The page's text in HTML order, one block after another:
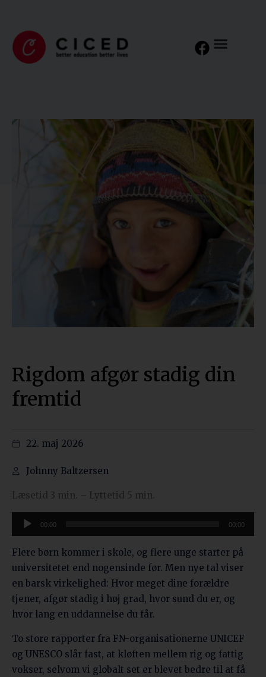
Rigdom afgør stadig din
fremtid
22. maj 2026
Johnny Baltzersen
Læsetid 3 min. – Lyttetid 5 min.
Lydafspiller
00:00 00:00
Flere børn kommer i skole, og flere unge starter på
universitetet end nogensinde før. Men nye tal viser
en barsk virkelighed: Hvor meget dine forældre
tjener, afgør stadig i høj grad, hvor sund du er, og
hvor lang en uddannelse du får.
To store rapporter fra FN-organisationerne UNICEF
og UNESCO slår fast, at kløften mellem rig og fattig
vokser, selvom vi globalt set er blevet bedre til at få